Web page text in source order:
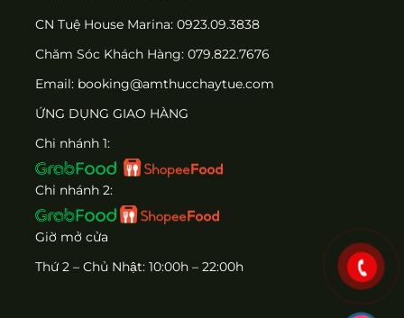
CN Tuệ House Marina: 0923.09.3838
Chăm Sóc Khách Hàng: 079.822.7676
Email: booking@amthucchaytue.com
ỨNG DỤNG GIAO HÀNG
Chi nhánh 1:
Chi nhánh 2:
Giờ mở cửa
Thứ 2 – Chủ Nhật: 10:00h – 22:00h